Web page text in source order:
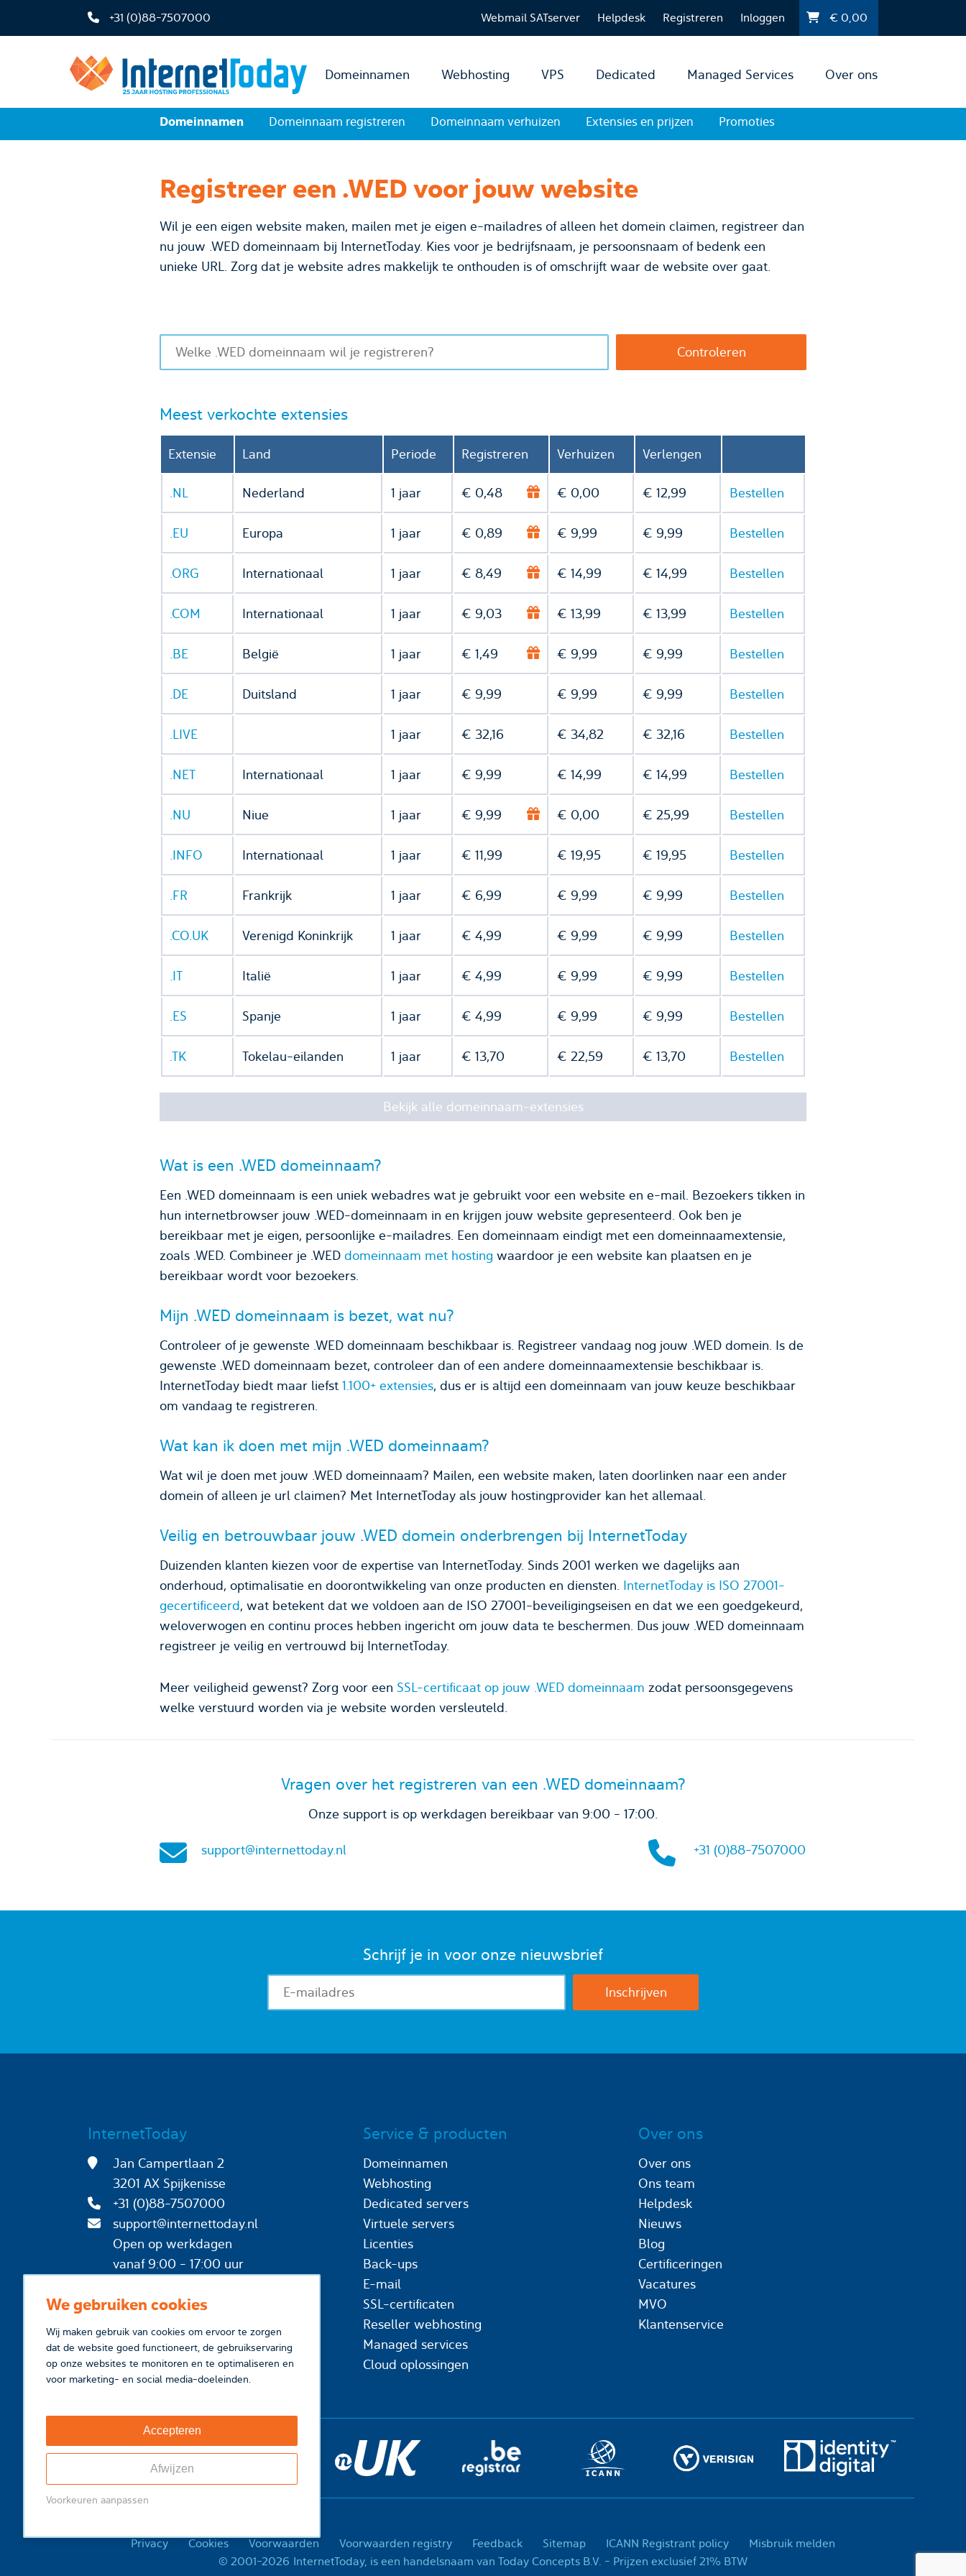
We gebruiken cookies
Wij maken gebruik van cookies om ervoor te zorgen
dat de website goed functioneert, de gebruikservaring
op onze websites te monitoren en te optimaliseren en
voor marketing- en social media-doeleinden.
Accepteren
Afwijzen
Voorkeuren aanpassen
+31 (0)88-7507000 Webmail SATserver Helpdesk Registreren Inloggen €0,00
Domeinnamen Webhosting VPS Dedicated Managed Services Over ons
Domeinnamen Domeinnaam registreren Domeinnaam verhuizen Extensies en prijzen Promoties
Registreer een .WED voor jouw website
Wil je een eigen website maken, mailen met je eigen e-mailadres of alleen het domein claimen, registreer dan
nu jouw .WED domeinnaam bij InternetToday. Kies voor je bedrijfsnaam, je persoonsnaam of bedenk een
unieke URL. Zorg dat je website adres makkelijk te onthouden is of omschrijft waar de website over gaat.
Meest verkochte extensies
Extensie Land Periode Registreren Verhuizen Verlengen
.NL Nederland 1 jaar € 0,48 € 0,00 € 12,99 Bestellen
.EU Europa 1 jaar € 0,89 € 9,99 € 9,99 Bestellen
.ORG Internationaal 1 jaar € 8,49 € 14,99 € 14,99 Bestellen
.COM Internationaal 1 jaar € 9,03 € 13,99 € 13,99 Bestellen
.BE België 1 jaar € 1,49 € 9,99 € 9,99 Bestellen
.DE Duitsland 1 jaar € 9,99 € 9,99 € 9,99 Bestellen
.LIVE 1 jaar € 32,16 € 34,82 € 32,16 Bestellen
.NET Internationaal 1 jaar € 9,99 € 14,99 € 14,99 Bestellen
.NU Niue 1 jaar € 9,99 € 0,00 € 25,99 Bestellen
.INFO Internationaal 1 jaar € 11,99 € 19,95 € 19,95 Bestellen
.FR Frankrijk 1 jaar € 6,99 € 9,99 € 9,99 Bestellen
.CO.UK Verenigd Koninkrijk 1 jaar € 4,99 € 9,99 € 9,99 Bestellen
.IT Italië 1 jaar € 4,99 € 9,99 € 9,99 Bestellen
.ES Spanje 1 jaar € 4,99 € 9,99 € 9,99 Bestellen
.TK Tokelau-eilanden 1 jaar € 13,70 € 22,59 € 13,70 Bestellen
Bekijk alle domeinnaam-extensies
Wat is een .WED domeinnaam?
Een .WED domeinnaam is een uniek webadres wat je gebruikt voor een website en e-mail. Bezoekers tikken in
hun internetbrowser jouw .WED-domeinnaam in en krijgen jouw website gepresenteerd. Ook ben je
bereikbaar met je eigen, persoonlijke e-mailadres. Een domeinnaam eindigt met een domeinnaamextensie,
zoals .WED. Combineer je .WED domeinnaam met hosting waardoor je een website kan plaatsen en je
bereikbaar wordt voor bezoekers.
Mijn .WED domeinnaam is bezet, wat nu?
Controleer of je gewenste .WED domeinnaam beschikbaar is. Registreer vandaag nog jouw .WED domein. Is de
gewenste .WED domeinnaam bezet, controleer dan of een andere domeinnaamextensie beschikbaar is.
InternetToday biedt maar liefst 1.100+ extensies, dus er is altijd een domeinnaam van jouw keuze beschikbaar
om vandaag te registreren.
Wat kan ik doen met mijn .WED domeinnaam?
Wat wil je doen met jouw .WED domeinnaam? Mailen, een website maken, laten doorlinken naar een ander
domein of alleen je url claimen? Met InternetToday als jouw hostingprovider kan het allemaal.
Veilig en betrouwbaar jouw .WED domein onderbrengen bij InternetToday
Duizenden klanten kiezen voor de expertise van InternetToday. Sinds 2001 werken we dagelijks aan
onderhoud, optimalisatie en doorontwikkeling van onze producten en diensten. InternetToday is ISO 27001-
gecertificeerd, wat betekent dat we voldoen aan de ISO 27001-beveiligingseisen en dat we een goedgekeurd,
weloverwogen en continu proces hebben ingericht om jouw data te beschermen. Dus jouw .WED domeinnaam
registreer je veilig en vertrouwd bij InternetToday.
Meer veiligheid gewenst? Zorg voor een SSL-certificaat op jouw .WED domeinnaam zodat persoonsgegevens
welke verstuurd worden via je website worden versleuteld.
Vragen over het registreren van een .WED domeinnaam?
Onze support is op werkdagen bereikbaar van 9:00 - 17:00.
support@internettoday.nl +31 (0)88-7507000
Schrijf je in voor onze nieuwsbrief
InternetToday
Jan Campertlaan 2
3201 AX Spijkenisse
+31 (0)88-7507000
support@internettoday.nl
Open op werkdagen
vanaf 9:00 - 17:00 uur
Service & producten
Domeinnamen
Webhosting
Dedicated servers
Virtuele servers
Licenties
Back-ups
E-mail
SSL-certificaten
Reseller webhosting
Managed services
Cloud oplossingen
Over ons
Over ons
Ons team
Helpdesk
Nieuws
Blog
Certificeringen
Vacatures
MVO
Klantenservice
Privacy Cookies Voorwaarden Voorwaarden registry Feedback Sitemap ICANN Registrant policy
Misbruik melden
© 2001-2026 InternetToday, is een handelsnaam van Today Concepts B.V. - Prijzen exclusief 21% BTW